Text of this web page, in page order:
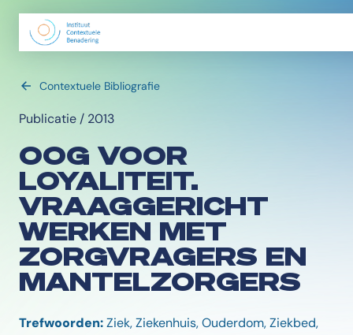
Contextuele Bibliografie
Publicatie / 2013
OOG VOOR
LOYALITEIT.
VRAAGGERICHT
WERKEN MET
ZORGVRAGERS EN
MANTELZORGERS
Trefwoorden:Ziek, Ziekenhuis, Ouderdom, Ziekbed,